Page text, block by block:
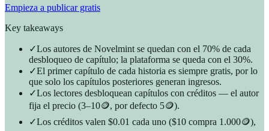
Empieza a publicar gratis
Key takeaways
✓Los autores de Novelmint se quedan con el 70% de cada
desbloqueo de capítulo; la plataforma se queda con el 30%.
✓El primer capítulo de cada historia es siempre gratis, por lo
que solo los capítulos posteriores generan ingresos.
✓Los lectores desbloquean capítulos con créditos — el autor
fija el precio (3–10🪙, por defecto 5🪙).
✓Los créditos valen $0.01 cada uno ($10 compra 1.000🪙),